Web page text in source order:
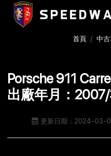
首頁 中
Porsche 911
出廠年月：2007/
更新日期：2024-03-